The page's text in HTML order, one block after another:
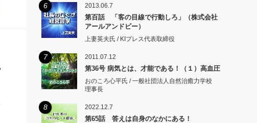
6 2013.06.7
第百話 「客の目線で行動しろ」（株式会社
アールアンドビー）
上妻英夫氏 / KIプレス代表取締役
7 2011.07.12
第36号 病気とは、才能である！（１）高血圧
おのころ心平氏 / 一般社団法人自然治癒力学校
理事長
8 2022.12.7
第65話 答えは自身のなかにある！